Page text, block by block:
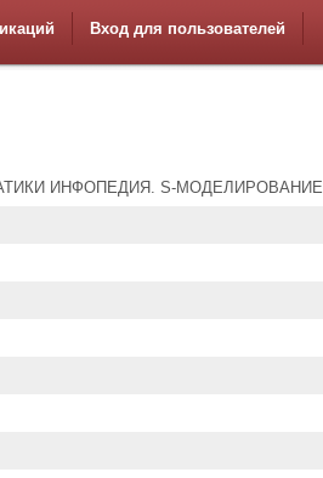
Вход для пользователей
ИНФОПЕДИЯ. S-МОДЕЛИРОВАНИЕ